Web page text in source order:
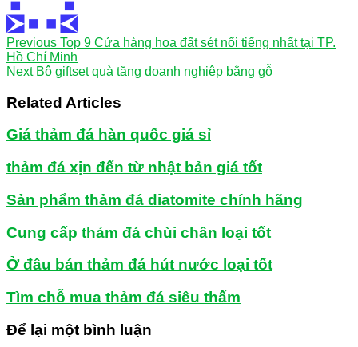
Previous Top 9 Cửa hàng hoa đất sét nổi tiếng nhất tại TP.
Hồ Chí Minh
NextBộ giftset quà tặng doanh nghiệp bằng gỗ
Related Articles
Giá thảm đá hàn quốc giá sỉ
thảm đá xịn đến từ nhật bản giá tốt
Sản phẩm thảm đá diatomite chính hãng
Cung cấp thảm đá chùi chân loại tốt
Ở đâu bán thảm đá hút nước loại tốt
Tìm chỗ mua thảm đá siêu thấm
Để lại một bình luận